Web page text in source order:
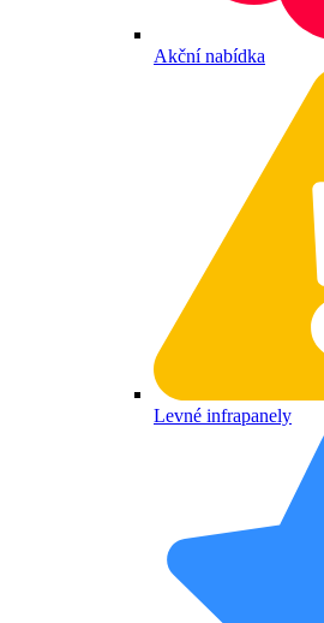
Akční nabídka
Levné infrapanely